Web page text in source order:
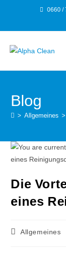
0660 /
Blog
> Allgemeines >
Die
eines
Allgemeines